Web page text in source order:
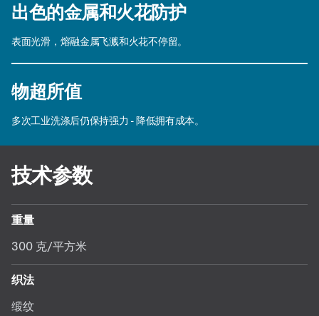
出色的金属和火花防护
表面光滑，熔融金属飞溅和火花不停留。
物超所值
多次工业洗涤后仍保持强力 - 降低拥有成本。
技术参数
重量
300 克/平方米
织法
缎纹